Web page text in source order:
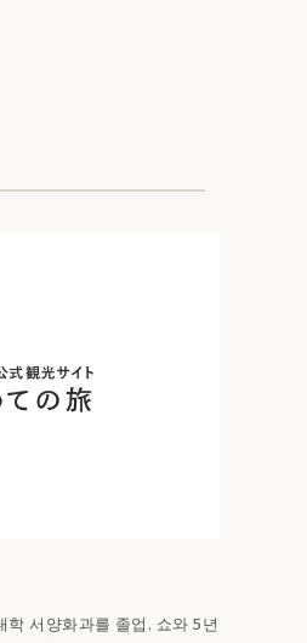
서양화과를 졸업. 쇼와 5년